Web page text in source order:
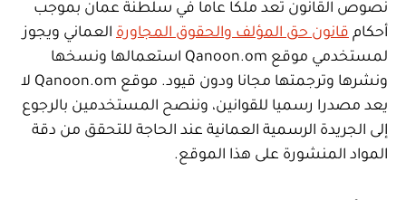
نصوص القانون تعد ملكا عاما في سلطنة عمان بموجب
أحكام قانون حق المؤلف والحقوق المجاورة العماني ويجوز
لمستخدمي موقع Qanoon.om استعمالها ونسخها
ونشرها وترجمتها مجانا ودون قيود. موقع Qanoon.om لا
يعد مصدرا رسميا للقوانين، وننصح المستخدمين بالرجوع
إلى الجريدة الرسمية العمانية عند الحاجة للتحقق من دقة
المواد المنشورة على هذا الموقع.